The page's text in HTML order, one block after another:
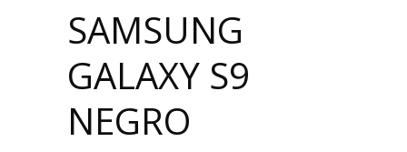
SAMSUNG
GALAXY S9
NEGRO